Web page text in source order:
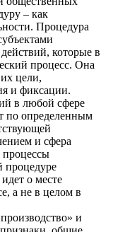
– как
Процедура
которые в
процесс. Она
цели,
и фиксации.
в любой сфере
по определенным
и сфера
процессы
процедуре
о месте
а не в целом в
и